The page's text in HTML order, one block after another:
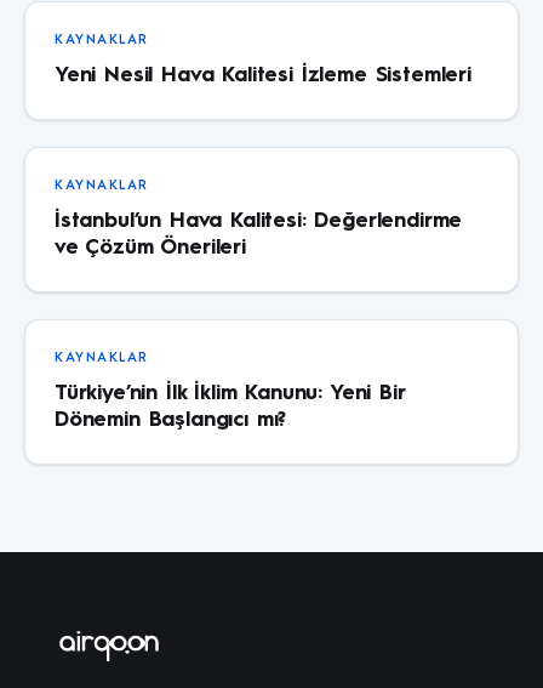
KAYNAKLAR
Yeni Nesil Hava Kalitesi İzleme Sistemleri
KAYNAKLAR
İstanbul’un Hava Kalitesi: Değerlendirme
ve Çözüm Önerileri
KAYNAKLAR
Türkiye’nin İlk İklim Kanunu: Yeni Bir
Dönemin Başlangıcı mı?